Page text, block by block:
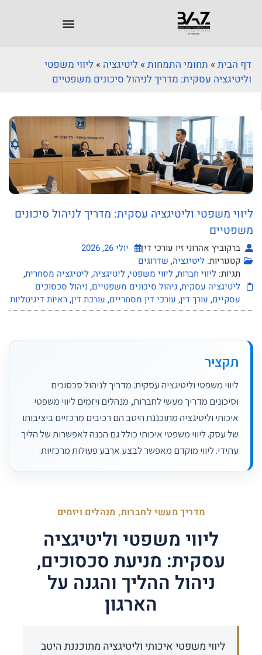
דף הבית » תחומי התמחות » ליטיגציה » ליווי משפטי
וליטיגציה עסקית: מדריך לניהול סיכונים משפטיים
ליווי משפטי וליטיגציה עסקית: מדריך לניהול סיכונים
משפטיים
ברקוביץ אהרוני זיו עורכי דין
יולי 26, 2026
קטגוריות: ליטיגציה, שדרוגים
תגיות: ליווי חברות, ליווי משפטי, ליטיגציה, ליטיגציה מסחרית,
ליטיגציה עסקית,ניהול סיכונים משפטיים,ניהול סכסוכים
עסקיים, עורך דין, עורכי דין מסחריים, עורכת דין,ראיות דיגיטליות
תקציר
ליווי משפטי וליטיגציה עסקית: מדריך לניהול סכסוכים
וסיכונים מדריך מעשי לחברות, מנהלים ויזמים ליווי משפטי
איכותי וליטיגציה מתוכננת היטב הם רכיבים מרכזיים ביציבותו
של עסק. ליווי משפטי איכותי כולל גם הכנה לאפשרות של הליך
עתידי. ליווי מוקדם מאפשר לבצע ארבע פעולות מרכזיות.
מדריך מעשי לחברות, מנהלים ויזמים
ליווי משפטי וליטיגציה
עסקית: מניעת סכסוכים,
ניהול ההליך והגנה על
הארגון
ליווי משפטי איכותי וליטיגציה מתוכננת היטב